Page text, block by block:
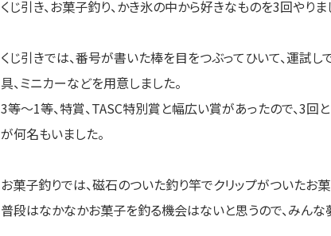
くじ引き、お菓子釣り、かき氷の中から好きなものを3回やりま
くじ引きでは、番号が書いた棒を目をつぶってひいて、運試
具、ミニカーなどを用意しました。
3等〜1等、特賞、TASC特別賞と幅広い賞があったので、3回
が何名もいました。
お菓子釣りでは、磁石のついた釣り竿でクリップがついたお
普段はなかなかお菓子を釣る機会はないと思うので、みんな